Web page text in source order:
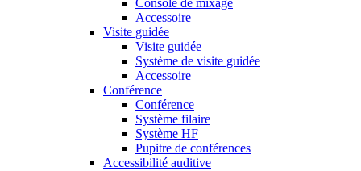
Console de mixage
Accessoire
Visite guidée
Visite guidée
Système de visite guidée
Accessoire
Conférence
Conférence
Système filaire
Système HF
Pupitre de conférences
Accessibilité auditive